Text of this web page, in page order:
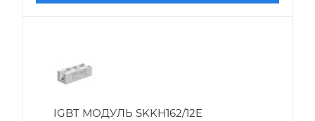
IGBT МОДУЛЬ SKKH162/12E